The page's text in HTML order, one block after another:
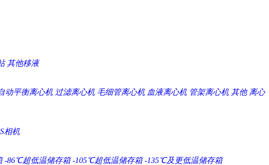
其他移液
动平衡离心机 过滤离心机 毛细管离心机 血液离心机 管架离心机 其他 离心
相机
-86℃超低温储存箱 -105℃超低温储存箱 -135℃及更低温储存箱